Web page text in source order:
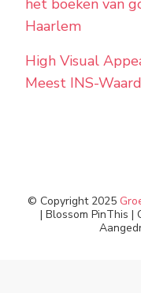
Haarlem
High Visual
Meest INS-
© Copyright 2025
| Blossom PinThis |